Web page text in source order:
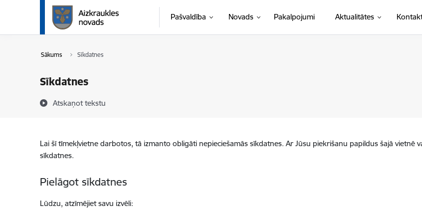
Pāriet uz lapas saturu
Pašvaldība Novads Pakalpojumi Aktualitātes
Sākums Sīkdatnes
Sīkdatnes
Atskaņot tekstu
Lai šī tīmekļvietne darbotos, tā izmanto obligāti nepieciešamās sīkdatnes. Ar Jūsu piekrišanu papildus šajā vietnē
sīkdatnes.
Pielāgot sīkdatnes
Lūdzu, atzīmējiet savu izvēli: